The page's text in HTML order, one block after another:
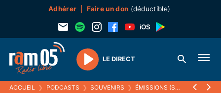
Adhérer Faire un don (déductible)
Play
LE DIRECT
ACCUEIL ❯ PODCASTS ❯ SOUVENIRS ❯ ÉMISSIONS (SOUVENIRS) ❯